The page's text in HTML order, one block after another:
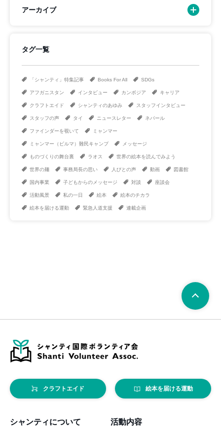
アーカイブ
タグ一覧
「シャンティ」特集記事 Books For All SDGs
アフガニスタン インタビュー カンボジア キャリア
クラフトエイド シャンティのあゆみ スタッフインタビュー
スタッフの声 タイ ニュースレター ネパール
ファインダーを覗いて ミャンマー
ミャンマー（ビルマ）難民キャンプ メッセージ
ものづくりの舞台裏 ラオス 世界の絵本を読んでみよう
世界の麺 事務局長の思い 人びとの声 動画 図書館
国内事業 子どもからのメッセージ 対談 座談会
活動風景 私の一日 絵本 絵本のチカラ
絵本を届ける運動 緊急人道支援 連載企画
クラフトエイド 絵本を届ける運動
シャンティについて 活動内容